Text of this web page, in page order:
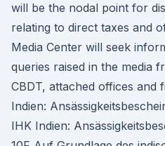
will be the nodal point for
relating to direct taxes and
Media Center will seek
queries raised in the media
CBDT, attached offices and
Indien:
IHK Indien: